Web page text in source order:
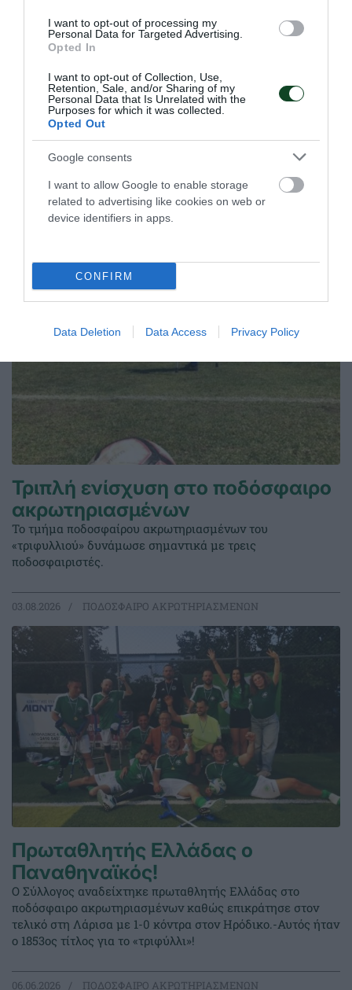
I want to opt-out of processing my
Personal Data for Targeted Advertising.
Opted In
I want to opt-out of Collection, Use,
Retention, Sale, and/or Sharing of my
Personal Data that Is Unrelated with the
Purposes for which it was collected.
Opted Out
Google consents
I want to allow Google to enable storage
related to advertising like cookies on web or
device identifiers in apps.
CONFIRM
Data Deletion Data Access Privacy Policy
Ξεκίνημα με «πράσινη» σφραγίδα
ακρωτηριασμένων επιβλήθηκε της αντίστοιχης της
Αλβανίας για το Football is more της UEFA με έντονη την
παρουσία του Παναθηναϊκού.
Τριπλή ενίσχυση στο ποδόσφαιρο
ακρωτηριασμένων
Το τμήμα ποδοσφαίρου ακρωτηριασμένων του
«τριφυλλιού» δυνάμωσε σημαντικά με τρεις
ποδοσφαιριστές.
03.08.2026 ΠΟΔΟΣΦΑΙΡΟ ΑΚΡΩΤΗΡΙΑΣΜΕΝΩΝ
Πρωταθλητής Ελλάδας ο
Παναθηναϊκός!
Ο Σύλλογος αναδείχτηκε πρωταθλητής Ελλάδας στο
ποδόσφαιρο ακρωτηριασμένων καθώς επικράτησε στον
τελικό στη Λάρισα με 1-0 κόντρα στον Ηρόδικο.-Αυτός ήταν
ο 1853ος τίτλος για το «τριφύλλι»!
06.06.2026 ΠΟΔΟΣΦΑΙΡΟ ΑΚΡΩΤΗΡΙΑΣΜΕΝΩΝ